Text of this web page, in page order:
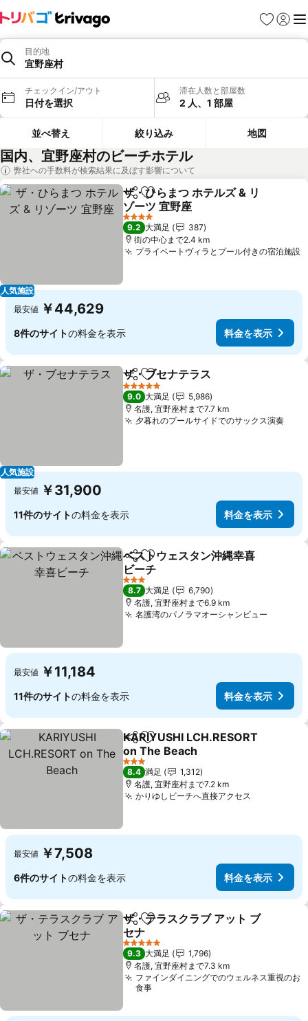
お気に入り
ログイ
メ
目的地
宜野座村
チェックイン/アウト
日付を選択
滞在人数と部屋数
2 人、1 部屋
並べ替え 絞り込み 地図
国内、宜野座村のビーチホテル
弊社への手数料が検索結果に及ぼす影響について
人気施設
シェアお気に入りに追加
ザ・ひらまつ ホテルズ & リ
ゾーツ 宜野座
料金を表示
4 ホテルのランク
9.2 大満足
387
街の中心まで2.4 km
プライベートヴィラとプール付きの宿泊施設
最安値 ￥44,629
8件のサイトの料金を表示 料金を表示
人気施設
シェアお気に入りに追加
ザ・ブセナテラス
5 ホテルのランク
9.0 大満足
5,986
名護, 宜野座村まで7.7 km
夕暮れのプールサイドでのサックス演奏料金
最安値 ￥31,900
11件のサイトの料金を表示 料金を表示
シェアお気に入りに追加
ベストウェスタン沖縄幸喜
ビーチ
料金を表示
3 ホテルのランク
8.7 大満足
6,790
名護, 宜野座村まで6.9 km
名護湾のパノラマオーシャンビュー
最安値 ￥11,184
11件のサイトの料金を表示 料金を表示
シェアお気に入りに追加
KARIYUSHI LCH.RESORT
on The Beach
料金を表示
3 ホテルのランク
8.4 満足
1,312
名護, 宜野座村まで7.2 km
かりゆしビーチへ直接アクセス
最安値 ￥7,508
6件のサイトの料金を表示 料金を表示
シェアお気に入りに追加
ザ・テラスクラブ アット ブ
セナ
料金を表示
5 ホテルのランク
9.3 大満足
1,796
名護, 宜野座村まで7.3 km
ファインダイニングでのウェルネス重視のお
食事